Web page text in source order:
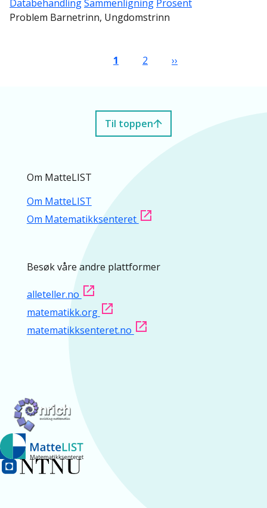
DatabehandlingSammenligning Prosent
Problem Barnetrinn, Ungdomstrinn
Nåværende side
1 Side
2 Neste side
››
Til toppen
Om MatteLIST
Om MatteLIST
Om Matematikksenteret
Besøk våre andre plattformer
alleteller.no
matematikk.org
matematikksenteret.no